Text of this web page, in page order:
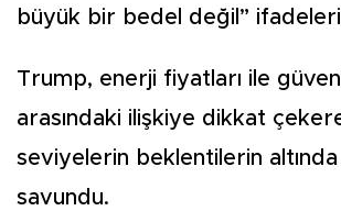
büyük bir bedel değil”
Trump, enerji fiyatları ile
arasındaki ilişkiye dikkat
seviyelerin beklentilerin altında
savundu.